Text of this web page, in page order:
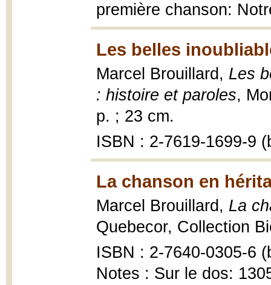
première chanson:
Les belles
Marcel Brouillard, Les
: histoire et paroles,
p. ; 23 cm.
ISBN : 2-7619-1699-9
La chanson en
Marcel Brouillard, La
Quebecor, Collection
ISBN : 2-7640-0305-6
Notes : Sur le dos: